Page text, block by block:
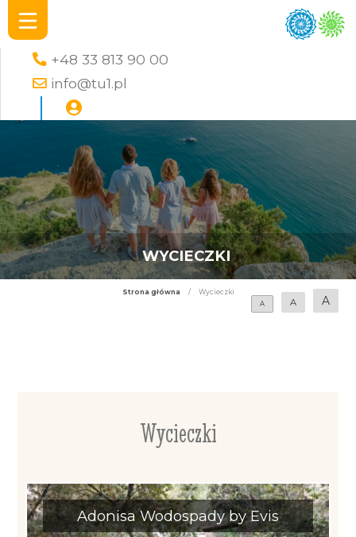
+48 33 813 90 00
info@tu1.pl
WYCIECZKI
Strona główna /
Wycieczki
A
A A
Wycieczki
Adonisa Wodospady by Evis